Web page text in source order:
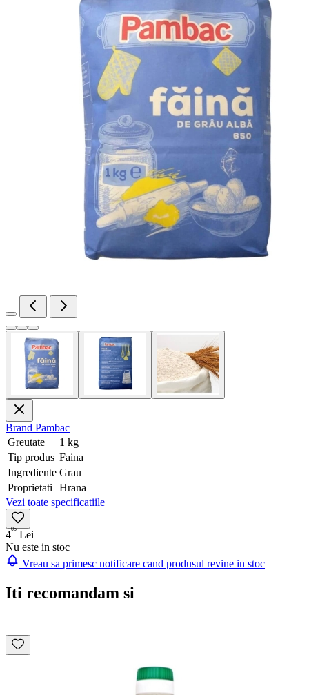
Brand Pambac
Greutate
1 kg
Tip produs Faina
Ingrediente Grau
Proprietati
Hrana
Vezi toate specificatiile
405 Lei
Nu este in stoc
Vreau sa primesc notificare cand produsul revine in stoc
Iti recomandam si